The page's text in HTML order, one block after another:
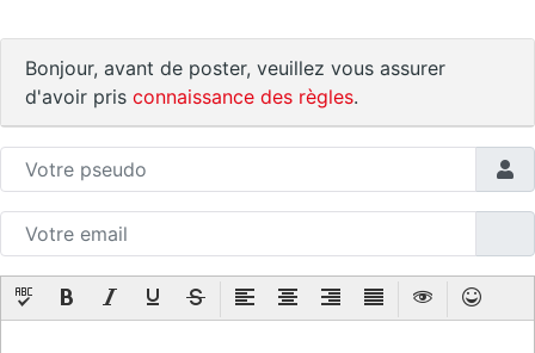
Bonjour, avant de poster, veuillez vous assurer
d'avoir pris connaissance des règles.